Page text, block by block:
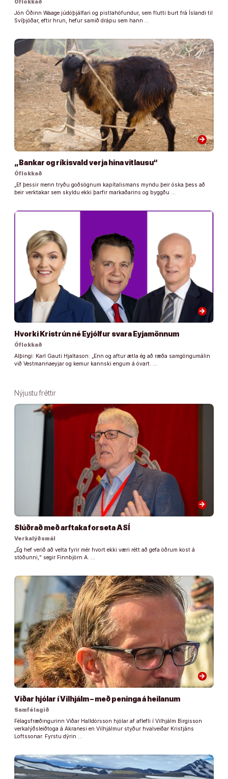
Óflokkað
Jón Óðinn Waage júdóþjálfari og pistlahöfundur, sem flutti burt frá Íslandi til
Svíþjóðar, eftir hrun, hefur samið drápu sem hann …
arrow_forward
„Bankar og ríkisvald verja hina vitlausu“
Óflokkað
„Ef þessir menn tryðu goðsögnum kapítalismans myndu þeir óska þess að
þeir verktakar sem skyldu ekki þarfir markaðarins og byggðu …
arrow_forward
Hvorki Kristrún né Eyjólfur svara Eyjamönnum
Óflokkað
Alþingi: Karl Gauti Hjaltason: „Enn og aftur ætla ég að ræða samgöngumálin
við Vestmannaeyjar og kemur kannski engum á óvart. …
Nýjustu fréttir
arrow_forward
Slúðrað með arftaka forseta ASÍ
Verkalýðsmál
„Ég hef verið að velta fyrir mér hvort ekki væri rétt að gefa öðrum kost á
stöðunni,“ segir Finnbjörn A. …
arrow_forward
Viðar hjólar í Vilhjálm – með peninga á heilanum
Samfélagið
Félagsfræðingurinn Viðar Halldórsson hjólar af aflefli í Vilhjálm Birgisson
verkalýðsleiðtoga á Akranesi en Vilhjálmur styður hvalveiðar Kristjáns
Loftssonar. Fyrstu dýrin …